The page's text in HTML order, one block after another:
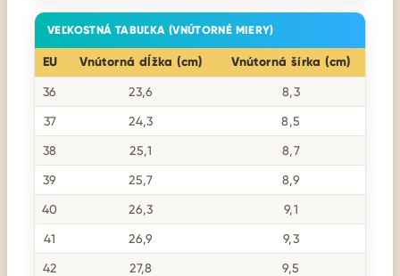
VEĽKOSTNÁ TABUĽKA (VNÚTORNÉ MIERY)
EU Vnútorná dĺžka (cm) Vnútorná šírka (cm)
36 23,6 8,3
37 24,3 8,5
38 25,1 8,7
39 25,7 8,9
40 26,3 9,1
41 26,9 9,3
42 27,8 9,5